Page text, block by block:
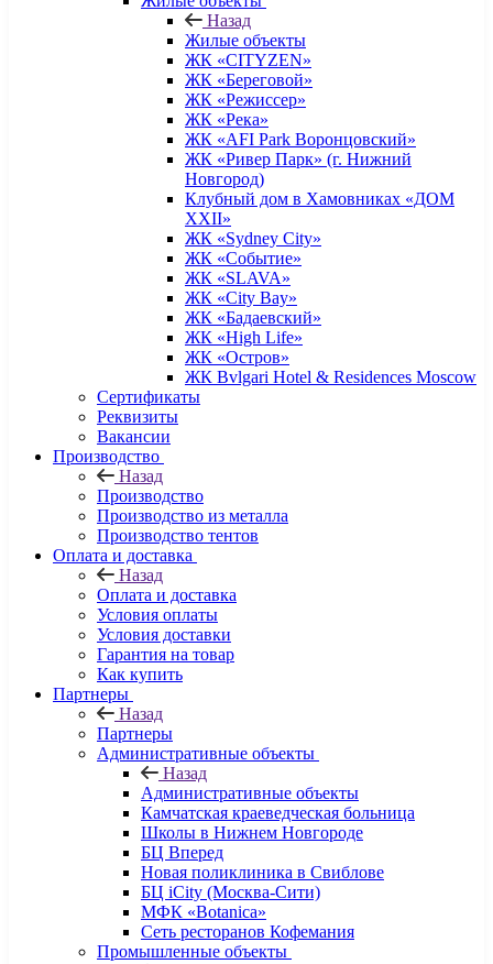
Назад
Жилые объекты
ЖК «CITYZEN»
ЖК «Береговой»
ЖК «Режиссер»
ЖК «Река»
ЖК «AFI Park Воронцовский»
ЖК «Ривер Парк» (г. Нижний
Новгород)
Клубный дом в Хамовниках «ДОМ
XXII»
ЖК «Sydney City»
ЖК «Событие»
ЖК «SLAVA»
ЖК «City Bay»
ЖК «Бадаевский»
ЖК «High Life»
ЖК «Остров»
ЖК Bvlgari Hotel & Residences Moscow
Сертификаты
Реквизиты
Вакансии
Производство
Назад
Производство
Производство из металла
Производство тентов
Оплата и доставка
Назад
Оплата и доставка
Условия оплаты
Условия доставки
Гарантия на товар
Как купить
Партнеры
Назад
Партнеры
Административные объекты
Назад
Административные объекты
Камчатская краеведческая больница
Школы в Нижнем Новгороде
БЦ Вперед
Новая поликлиника в Свиблове
БЦ iCity (Москва-Сити)
МФК «Botanica»
Сеть ресторанов Кофемания
Промышленные объекты